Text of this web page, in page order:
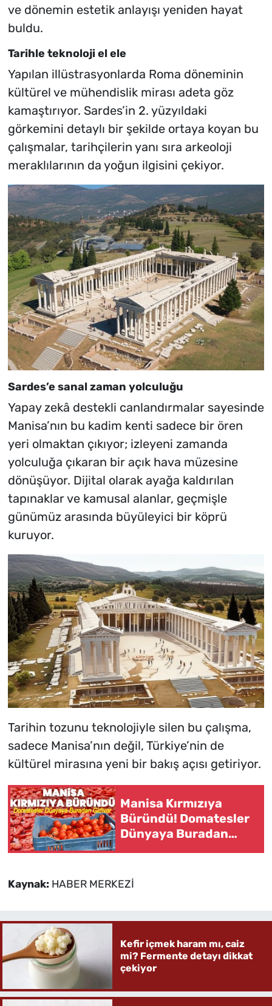
ve dönemin estetik anlayışı yeniden hayat
buldu.
Tarihle teknoloji el ele
Yapılan illüstrasyonlarda Roma döneminin
kültürel ve mühendislik mirası adeta göz
kamaştırıyor. Sardes’in 2. yüzyıldaki
görkemini detaylı bir şekilde ortaya koyan bu
çalışmalar, tarihçilerin yanı sıra arkeoloji
meraklılarının da yoğun ilgisini çekiyor.
Sardes’e sanal zaman yolculuğu
Yapay zekâ destekli canlandırmalar sayesinde
Manisa’nın bu kadim kenti sadece bir ören
yeri olmaktan çıkıyor; izleyeni zamanda
yolculuğa çıkaran bir açık hava müzesine
dönüşüyor. Dijital olarak ayağa kaldırılan
tapınaklar ve kamusal alanlar, geçmişle
günümüz arasında büyüleyici bir köprü
kuruyor.
Tarihin tozunu teknolojiyle silen bu çalışma,
sadece Manisa’nın değil, Türkiye’nin de
kültürel mirasına yeni bir bakış açısı getiriyor.
Manisa Kırmızıya
Büründü! Domatesler
Dünyaya Buradan
Kaynak: HABER MERKEZİ
Kefir içmek haram mı, caiz
mi? Fermente detayı dikkat
çekiyor